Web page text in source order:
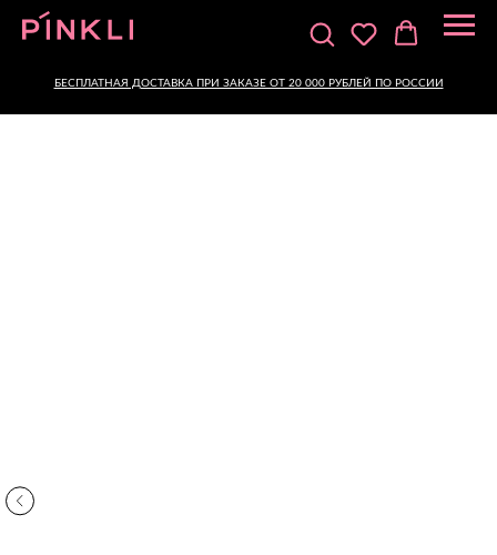
БЕСПЛАТНАЯ ДОСТАВКА ПРИ ЗАКАЗЕ ОТ 20 000 РУБЛЕЙ ПО РОССИИ